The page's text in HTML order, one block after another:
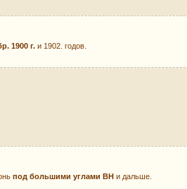
1900 г. и 1902. годов.
под большими углами ВН и дальше.